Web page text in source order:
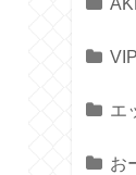
VIP
エ
お